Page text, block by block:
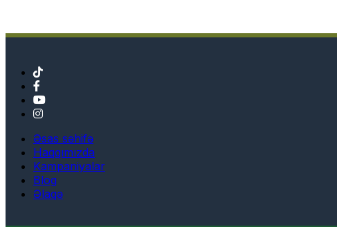
Əsas səhifə
Haqqımızda
Kampaniyalar
Blog
Əlaqə